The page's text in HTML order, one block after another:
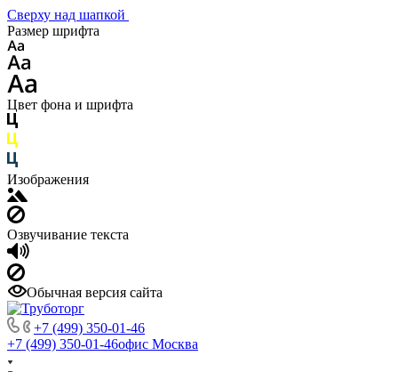
Сверху над шапкой
Размер шрифта
Цвет фона и шрифта
Изображения
Озвучивание текста
Обычная версия сайта
+7 (499) 350-01-46
+7 (499) 350-01-46офис Москва